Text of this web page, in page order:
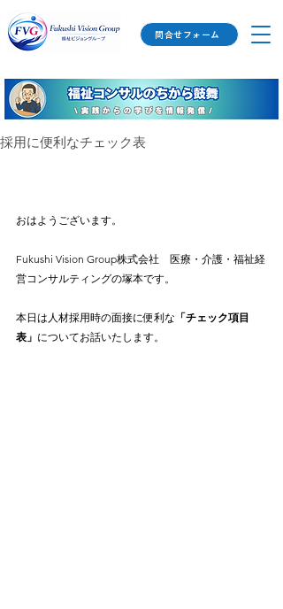
問合せフォーム
採用に便利なチェック表
おはようございます。
Fukushi Vision Group株式会社　医療・介護・福祉経
営コンサルティングの塚本です。
本日は人材採用時の面接に便利な 「チェック項目
表」 についてお話いたします。